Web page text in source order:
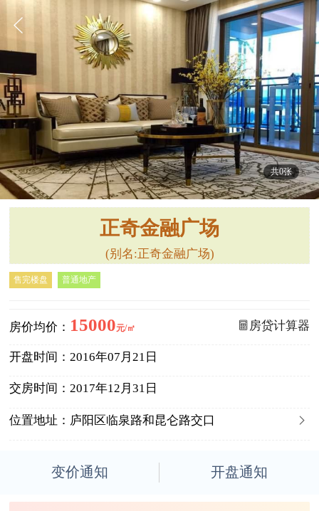
共0张
正奇金融广场
(别名:正奇金融广场)
售完楼盘 普通地产
房价均价： 15000元/㎡ 房贷计算器
开盘时间： 2016年07月21日
交房时间： 2017年12月31日
位置地址： 庐阳区临泉路和昆仑路交口 
变价通知 开盘通知